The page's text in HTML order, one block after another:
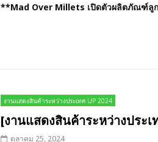
**Mad Over Millets เปิดตัวผลิตภัณฑ์ลูก
งานแสดงสินค้าระหว่างประเทศ UP 2024
[งานแสดงสินค้าระหว่างประ
ตุลาคม 25, 2024